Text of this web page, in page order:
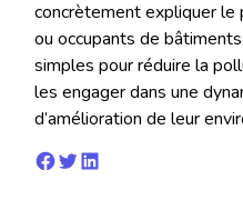
concrètement expliquer le
ou occupants de
simples pour réduire la
les engager dans une
d’amélioration de leur
Facebook
Twitter
LinkedIn